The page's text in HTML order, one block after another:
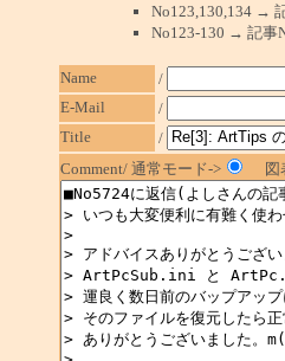
No123,130,134 →
No123-130 → 記事
Name
/
E-Mail
/
Title
/
Comment/ 通常モード->
図